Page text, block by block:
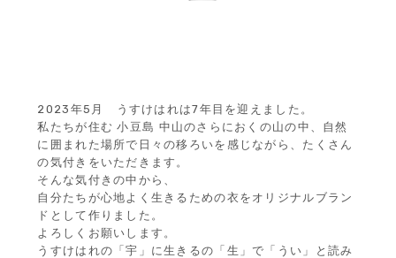
2023年5月 うすけはれは7年目を迎えました。
私たちが住む 小豆島 中山のさらにおくの山の中、自然
に囲まれた場所で日々の移ろいを感じながら、たくさん
の気付きをいただきます。
そんな気付きの中から、
自分たちが心地よく生きるための衣をオリジナルブラン
ドとして作りました。
よろしくお願いします。
うすけはれの「宇」に生きるの「生」で「うい」と読み